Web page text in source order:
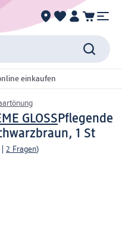
online einkaufen
GLOSSPflegende
1 St
2 Fragen)